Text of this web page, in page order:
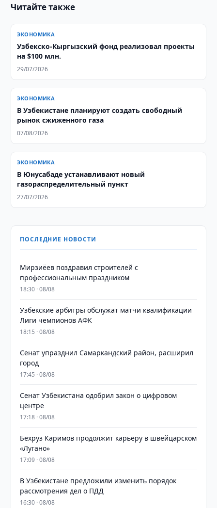
Читайте также
ЭКОНОМИКА
Узбекско-Кыргызский фонд реализовал проекты
на $100 млн.
29/07/2026
ЭКОНОМИКА
В Узбекистане планируют создать свободный
рынок сжиженного газа
07/08/2026
ЭКОНОМИКА
В Юнусабаде устанавливают новый
газораспределительный пункт
27/07/2026
ПОСЛЕДНИЕ НОВОСТИ
Мирзиёев поздравил строителей с
профессиональным праздником
18:30 · 08/08
Узбекские арбитры обслужат матчи квалификации
Лиги чемпионов АФК
18:15 · 08/08
Сенат упразднил Самаркандский район, расширил
город
17:45 · 08/08
Сенат Узбекистана одобрил закон о цифровом
центре
17:18 · 08/08
Бехруз Каримов продолжит карьеру в швейцарском
«Лугано»
17:09 · 08/08
В Узбекистане предложили изменить порядок
рассмотрения дел о ПДД
16:30 · 08/08